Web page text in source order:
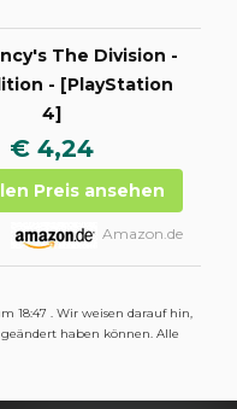
The Division -
- [PlayStation
4]
€ 4,24
Preis ansehen
Amazon.de
18:47 . Wir weisen darauf hin,
haben können. Alle